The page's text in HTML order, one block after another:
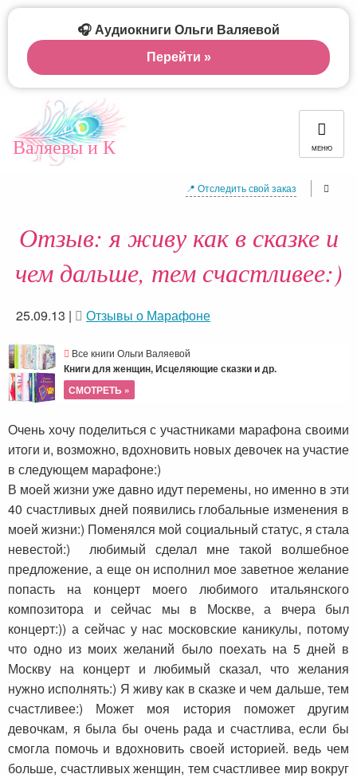
Валяевы и К МЕНЮ
📍 Отследить свой заказ
Отзыв: я живу как в сказке и
чем дальше, тем счастливее:)
25.09.13 | Отзывы о Марафоне
Все книги Ольги Валяевой
Книги для женщин, Исцеляющие сказки и др.
СМОТРЕТЬ »
Очень хочу поделиться с участниками марафона своими
итоги и, возможно, вдохновить новых девочек на участие
в следующем марафоне:)
В моей жизни уже давно идут перемены, но именно в эти
40 счастливых дней появились глобальные изменения в
моей жизни:) Поменялся мой социальный статус, я стала
невестой:) любимый сделал мне такой волшебное
предложение, а еще он исполнил мое заветное желание
попасть на концерт моего любимого итальянского
композитора и сейчас мы в Москве, а вчера был
концерт:)) а сейчас у нас московские каникулы, потому
что одно из моих желаний было поехать на 5 дней в
Москву на концерт и любимый сказал, что желания
нужно исполнять:) Я живу как в сказке и чем дальше, тем
счастливее:) Может моя история поможет другим
девочкам, я была бы очень рада и счастлива, если бы
смогла помочь и вдохновить своей историей. ведь чем
больше, счастливых женщин, тем счастливее мир вокруг
🎧 Аудиокниги Ольги Валяевой
Перейти »